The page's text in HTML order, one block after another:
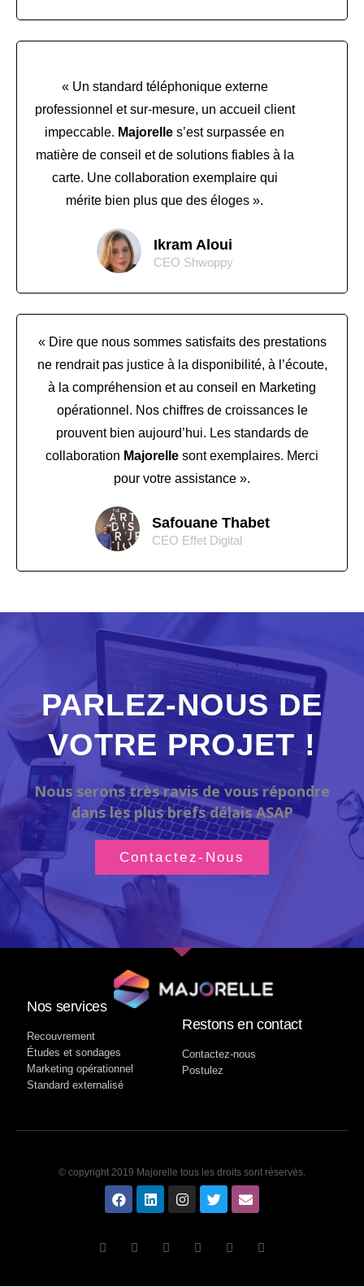
« Un standard téléphonique externe
professionnel et sur-mesure, un accueil client
impeccable. Majorelle s’est surpassée en
matière de conseil et de solutions fiables à la
carte. Une collaboration exemplaire qui
mérite bien plus que des éloges ».
Ikram Aloui
CEO Shwoppy
« Dire que nous sommes satisfaits des prestations
ne rendrait pas justice à la disponibilité, à l’écoute,
à la compréhension et au conseil en Marketing
opérationnel. Nos chiffres de croissances le
prouvent bien aujourd’hui. Les standards de
collaboration Majorelle sont exemplaires. Merci
pour votre assistance ».
Safouane Thabet
CEO Effet Digital
PARLEZ-NOUS DE
VOTRE PROJET !
Nous serons très ravis de vous répondre
dans les plus brefs délais ASAP
Contactez-Nous
Nos services
Recouvrement
Études et sondages
Marketing opérationnel
Standard externalisé
Restons en contact
Contactez-nous
Postulez
© copyright 2019 Majorelle tous les droits sont réservés.